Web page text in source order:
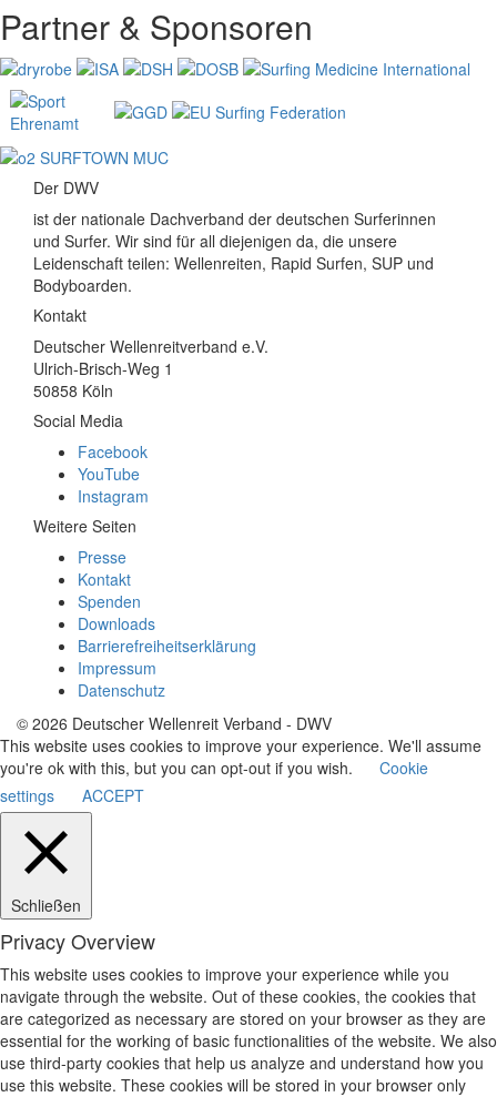
Partner & Sponsoren
Der DWV
ist der nationale Dachverband der deutschen Surferinnen
und Surfer. Wir sind für all diejenigen da, die unsere
Leidenschaft teilen: Wellenreiten, Rapid Surfen, SUP und
Bodyboarden.
Kontakt
Deutscher Wellenreitverband e.V.
Ulrich-Brisch-Weg 1
50858 Köln
Social Media
Facebook
YouTube
Instagram
Weitere Seiten
Presse
Kontakt
Spenden
Downloads
Barrierefreiheitserklärung
Impressum
Datenschutz
© 2026 Deutscher Wellenreit Verband - DWV
This website uses cookies to improve your experience. We'll assume
you're ok with this, but you can opt-out if you wish.
Cookie
settings
ACCEPT
Schließen
Privacy Overview
This website uses cookies to improve your experience while you
navigate through the website. Out of these cookies, the cookies that
are categorized as necessary are stored on your browser as they are
essential for the working of basic functionalities of the website. We also
use third-party cookies that help us analyze and understand how you
use this website. These cookies will be stored in your browser only